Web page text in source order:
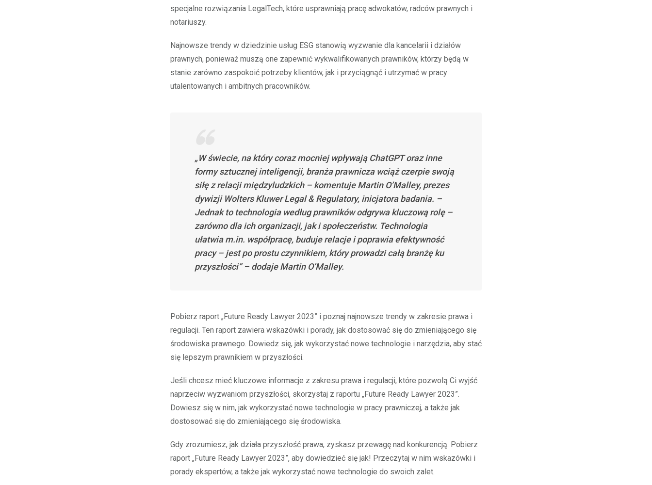
specjalne rozwiązania LegalTech, które usprawniają pracę adwokatów, radców prawnych i
notariuszy.
Najnowsze trendy w dziedzinie usług ESG stanowią wyzwanie dla kancelarii i działów
prawnych, ponieważ muszą one zapewnić wykwalifikowanych prawników, którzy będą w
stanie zarówno zaspokoić potrzeby klientów, jak i przyciągnąć i utrzymać w pracy
utalentowanych i ambitnych pracowników.
„W świecie, na który coraz mocniej wpływają ChatGPT oraz inne
formy sztucznej inteligencji, branża prawnicza wciąż czerpie swoją
siłę z relacji międzyludzkich – komentuje Martin O’Malley, prezes
dywizji Wolters Kluwer Legal & Regulatory, inicjatora badania. –
Jednak to technologia według prawników odgrywa kluczową rolę –
zarówno dla ich organizacji, jak i społeczeństw. Technologia
ułatwia m.in. współpracę, buduje relacje i poprawia efektywność
pracy – jest po prostu czynnikiem, który prowadzi całą branżę ku
przyszłości” – dodaje Martin O’Malley.
Pobierz raport „Future Ready Lawyer 2023” i poznaj najnowsze trendy w zakresie prawa i
regulacji. Ten raport zawiera wskazówki i porady, jak dostosować się do zmieniającego się
środowiska prawnego. Dowiedz się, jak wykorzystać nowe technologie i narzędzia, aby stać
się lepszym prawnikiem w przyszłości.
Jeśli chcesz mieć kluczowe informacje z zakresu prawa i regulacji, które pozwolą Ci wyjść
naprzeciw wyzwaniom przyszłości, skorzystaj z raportu „Future Ready Lawyer 2023”.
Dowiesz się w nim, jak wykorzystać nowe technologie w pracy prawniczej, a także jak
dostosować się do zmieniającego się środowiska.
Gdy zrozumiesz, jak działa przyszłość prawa, zyskasz przewagę nad konkurencją. Pobierz
raport „Future Ready Lawyer 2023”, aby dowiedzieć się jak! Przeczytaj w nim wskazówki i
porady ekspertów, a także jak wykorzystać nowe technologie do swoich zalet.